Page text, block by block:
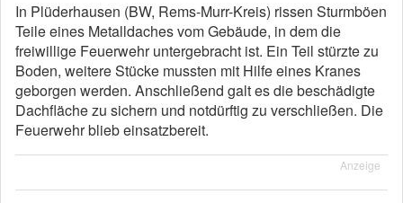
In Plüderhausen (BW, Rems-Murr-Kreis) rissen Sturmböen
Teile eines Metalldaches vom Gebäude, in dem die
freiwillige Feuerwehr untergebracht ist. Ein Teil stürzte zu
Boden, weitere Stücke mussten mit Hilfe eines Kranes
geborgen werden. Anschließend galt es die beschädigte
Dachfläche zu sichern und notdürftig zu verschließen. Die
Feuerwehr blieb einsatzbereit.
Anzeige